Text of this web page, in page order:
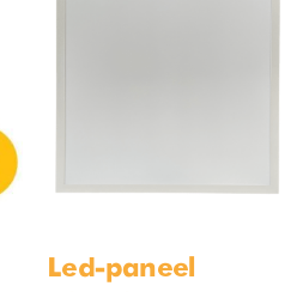
Led-paneel